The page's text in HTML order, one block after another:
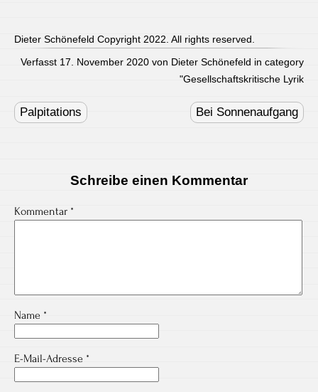
Dieter Schönefeld Copyright 2022. All rights reserved.
Verfasst 17. November 2020 von Dieter Schönefeld in category
"Gesellschaftskritische Lyrik
navigation
Palpitations Bei Sonnenaufgang
Schreibe einen Kommentar
Kommentar *
Name *
E-Mail-Adresse *